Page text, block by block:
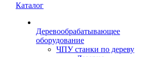
Каталог
Деревообрабатывающее
оборудование
ЧПУ станки по дереву